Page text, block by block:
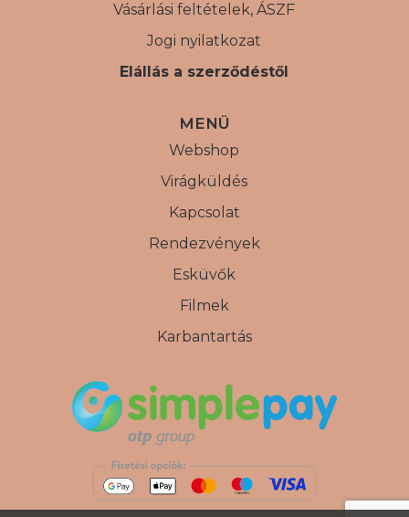
Vásárlási feltételek, ÁSZF
Jogi nyilatkozat
Elállás a szerződéstől
MENÜ
Webshop
Virágküldés
Kapcsolat
Rendezvények
Esküvők
Filmek
Karbantartás